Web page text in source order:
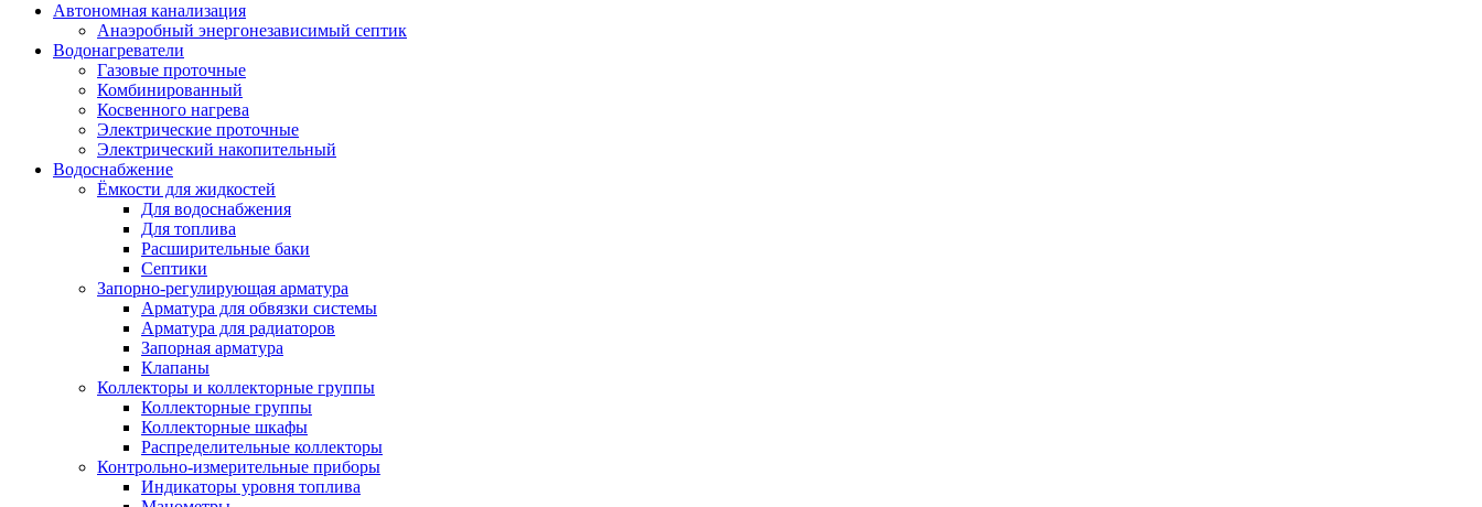
Автономная канализация
Анаэробный энергонезависимый септик
Водонагреватели
Газовые проточные
Комбинированный
Косвенного нагрева
Электрические проточные
Электрический накопительный
Водоснабжение
Ёмкости для жидкостей
Для водоснабжения
Для топлива
Расширительные баки
Септики
Запорно-регулирующая арматура
Арматура для обвязки системы
Арматура для радиаторов
Запорная арматура
Клапаны
Коллекторы и коллекторные группы
Коллекторные группы
Коллекторные шкафы
Распределительные коллекторы
Контрольно-измерительные приборы
Индикаторы уровня топлива